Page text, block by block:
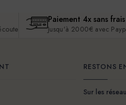
Paiement 4x sans frais
Jusqu'à 2000€ avec
RESTONS
Sur les